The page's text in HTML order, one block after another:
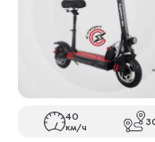
40
км/ч